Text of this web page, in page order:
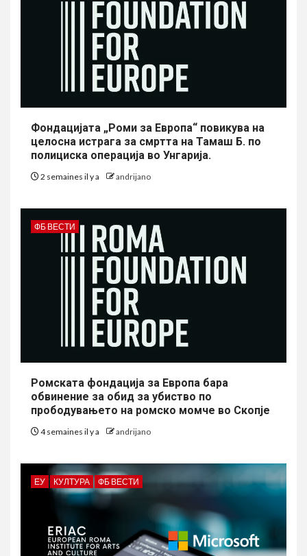
Фондацијата „Роми за Европа“ повикува на
целосна истрага за смртта на Тамаш Б. по
полициска операција во Унгарија.
2 semaines il y a andrijano
ФБ ВЕСТИ
Ромската фондација за Европа бара
обвинение за обид за убиство по
прободувањето на ромско момче во Скопје
4 semaines il y a andrijano
ЕУ КУЛТУРА ФБ ВЕСТИ